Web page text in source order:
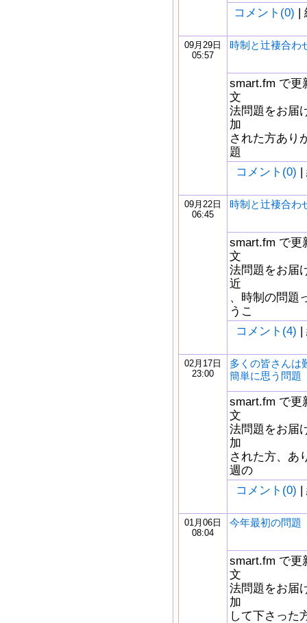
コメント(0) |
09月29日
05:57
時制と辻褄合わ
smart.fm で更
文
法問題をお届
加
された方あり
題
コメント(0) |
09月22日
06:45
時制と辻褄合わ
smart.fm で更
文
法問題をお届
近
、時制の問題
うこ
コメント(4) |
02月17日
23:00
多くの皆さんは
簡単に思う問題
smart.fm で更
文
法問題をお届
加
された方、あ
週の
コメント(0) |
01月06日
08:04
今年最初の問題
smart.fm で更
文
法問題をお届
加
して下さった